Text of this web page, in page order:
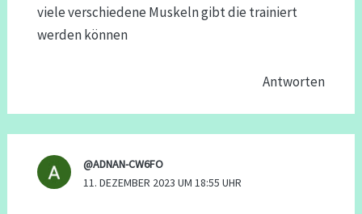
viele verschiedene Muskeln gibt die trainiert
werden können
Antworten
@ADNAN-CW6FO
11. DEZEMBER 2023 UM 18:55 UHR